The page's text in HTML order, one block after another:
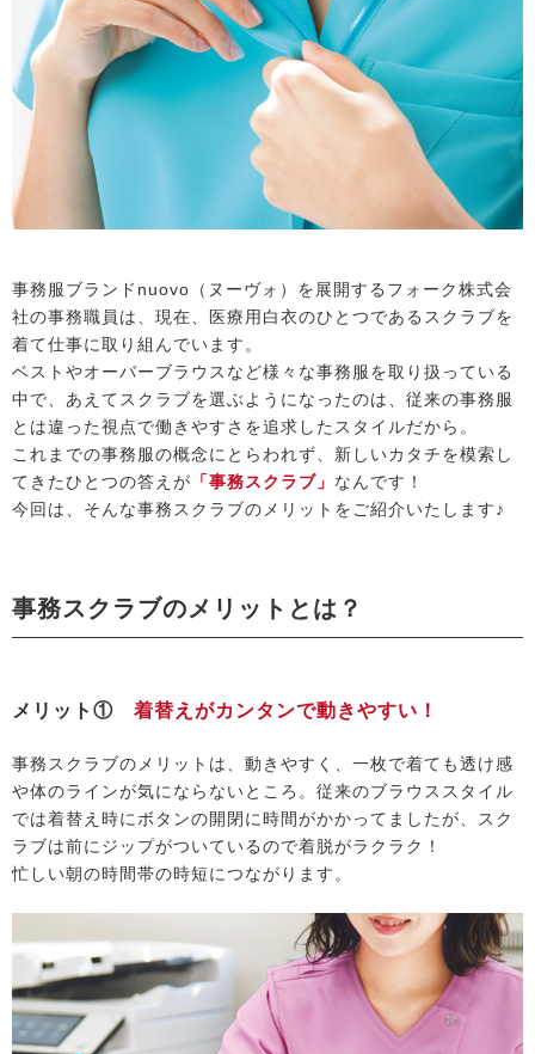
事務服ブランドnuovo（ヌーヴォ）を展開するフォーク株式会
社の事務職員は、現在、医療用白衣のひとつであるスクラブを
着て仕事に取り組んでいます。
ベストやオーバーブラウスなど様々な事務服を取り扱っている
中で、あえてスクラブを選ぶようになったのは、従来の事務服
とは違った視点で働きやすさを追求したスタイルだから。
これまでの事務服の概念にとらわれず、新しいカタチを模索し
てきたひとつの答えが 「事務スクラブ」 なんです！
今回は、そんな事務スクラブのメリットをご紹介いたします♪
事務スクラブのメリットとは？
メリット① 着替えがカンタンで動きやすい！
事務スクラブのメリットは、動きやすく、一枚で着ても透け感
や体のラインが気にならないところ。従来のブラウススタイル
では着替え時にボタンの開閉に時間がかかってましたが、スク
ラブは前にジップがついているので着脱がラクラク！
忙しい朝の時間帯の時短につながります。